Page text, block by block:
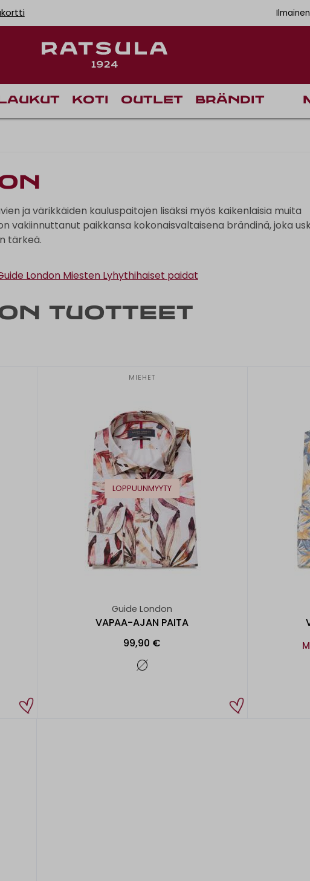
Laukut Koti Outlet Brändit
ja värikkäiden kauluspaitojen lisäksi myös kaikenlaisia muita
vakiinnuttanut paikkansa kokonaisvaltaisena brändinä, joka
tärkeä.
London Miesten Lyhythihaiset paidat
tuotteet
MIEHET
LOPPUUNMYYTY
Guide London
VAPAA-AJAN PAITA
99,90 €